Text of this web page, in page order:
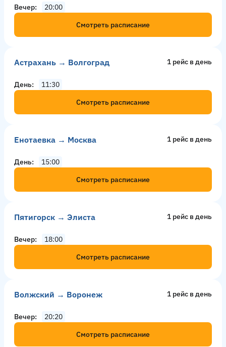
Вечер
20:00
Смотреть расписание
Астрахань → Волгоград 1 рейс в день
День
11:30
Смотреть расписание
Енотаевка → Москва 1 рейс в день
День
15:00
Смотреть расписание
Пятигорск → Элиста 1 рейс в день
Вечер
18:00
Смотреть расписание
Волжский → Воронеж 1 рейс в день
Вечер
20:20
Смотреть расписание